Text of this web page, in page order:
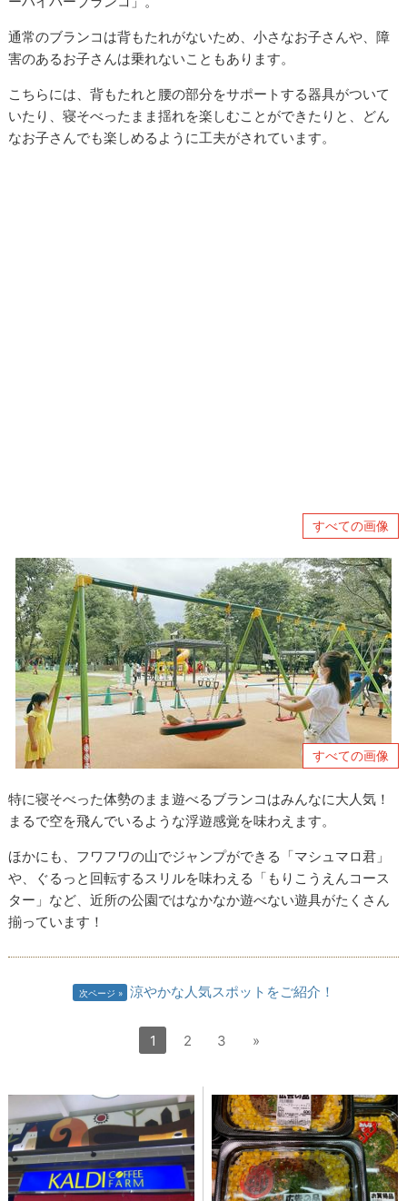
通常のブランコは背もたれがないため、小さなお子さんや、障
害のあるお子さんは乗れないこともあります。
こちらには、背もたれと腰の部分をサポートする器具がついて
いたり、寝そべったまま揺れを楽しむことができたりと、どん
なお子さんでも楽しめるように工夫がされています。
すべての画像
特に寝そべった体勢のまま遊べるブランコはみんなに大人気！
まるで空を飛んでいるような浮遊感覚を味わえます。
ほかにも、フワフワの山でジャンプができる「マシュマロ君」
や、ぐるっと回転するスリルを味わえる「もりこうえんコース
ター」など、近所の公園ではなかなか遊べない遊具がたくさん